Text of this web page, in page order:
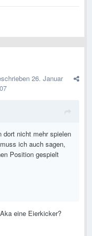
26. Januar
dort nicht mehr spielen
ich auch sagen,
Position gespielt
eine Eierkicker?